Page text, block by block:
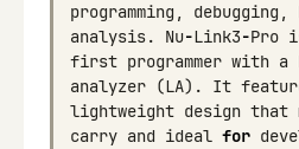
programming , debugging ,
analysis. Nu-Link3-Pro
first programmer with a
analyzer (LA). It
lightweight design that
carry and ideal for